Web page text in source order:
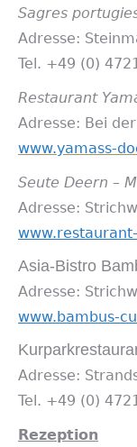
Sagres
Adresse:
Tel. +49 (0)
Restaurant
Adresse: Bei
www.yamass-
Seute Deern –
Adresse:
Asia-Bistro
Adresse:
www.bambus-
Adresse:
Tel. +49 (0)
Rezeption